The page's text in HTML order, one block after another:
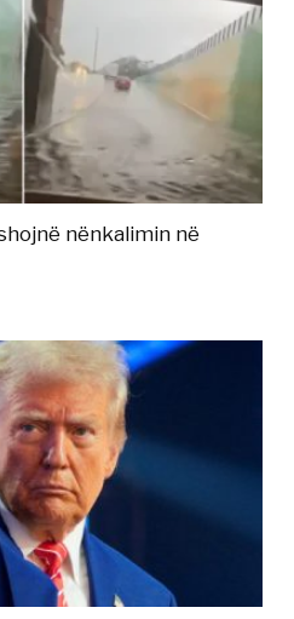
nënkalimin në